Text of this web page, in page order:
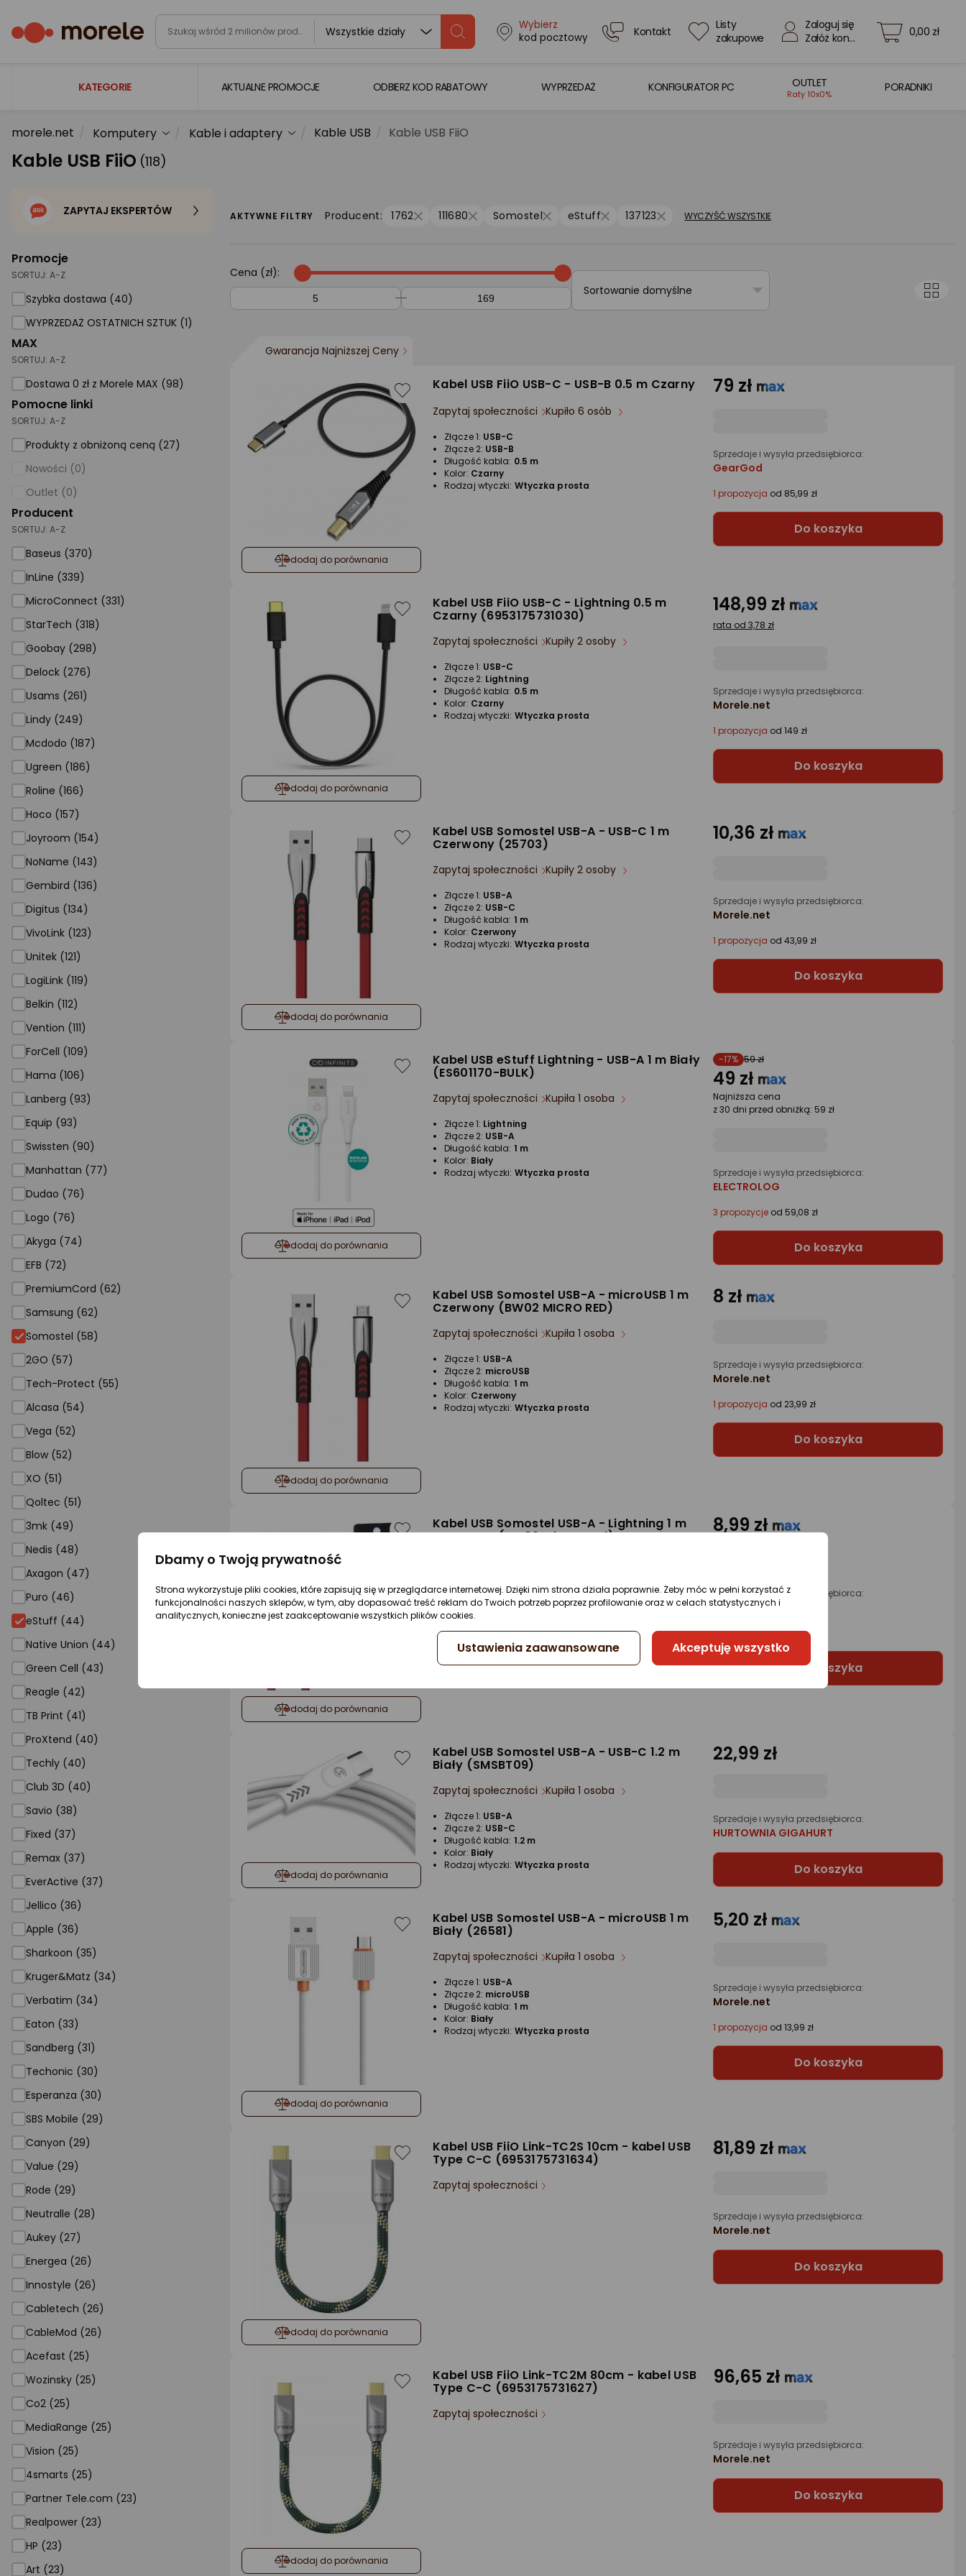
Wszystkie działy
Wybierz
kod pocztowy
Kontakt
Listy
zakupowe
Zaloguj się
Załóż konto
0,00 zł
KATEGORIE
Laptopy
Komputery
Gaming
Telewizory i audio
Foto i kamery
AGD duże
AGD małe
Biuro i firma
Sport i turystyka
Zabawki i dziecko
Supermarket
Strefa marek
AKTUALNE PROMOCJE ODBIERZ KOD RABATOWY WYPRZEDAŻ KONFIGURATOR PC OUTLET
Raty 10x0%
PORADNIKI
morele.net Komputery Kable i adaptery Kable USB Kable USB FiiO
Kable USB FiiO (118)
Promocje
SORTUJ: A-Z
Szybka dostawa (40)
WYPRZEDAŻ OSTATNICH SZTUK (1)
MAX
SORTUJ: A-Z
Dostawa 0 zł z Morele MAX (98)
Pomocne linki
SORTUJ: A-Z
Produkty z obniżoną ceną (27)
Nowości (0)
Outlet (0)
Producent
SORTUJ: A-Z
Baseus (370)
InLine (339)
MicroConnect (331)
StarTech (318)
Goobay (298)
Delock (276)
Usams (261)
Lindy (249)
Mcdodo (187)
Ugreen (186)
Roline (166)
Hoco (157)
Joyroom (154)
NoName (143)
Gembird (136)
Digitus (134)
VivoLink (123)
Unitek (121)
LogiLink (119)
Belkin (112)
Vention (111)
ForCell (109)
Hama (106)
Lanberg (93)
Equip (93)
Swissten (90)
Manhattan (77)
Dudao (76)
Logo (76)
Akyga (74)
EFB (72)
PremiumCord (62)
Samsung (62)
Somostel (58)
2GO (57)
Tech-Protect (55)
Alcasa (54)
Vega (52)
Blow (52)
XO (51)
Qoltec (51)
3mk (49)
Nedis (48)
Axagon (47)
Puro (46)
eStuff (44)
Native Union (44)
Green Cell (43)
Reagle (42)
TB Print (41)
ProXtend (40)
Techly (40)
Club 3D (40)
Savio (38)
Fixed (37)
Remax (37)
EverActive (37)
Jellico (36)
Apple (36)
Sharkoon (35)
Kruger&Matz (34)
Verbatim (34)
Eaton (33)
Sandberg (31)
Techonic (30)
Esperanza (30)
SBS Mobile (29)
Canyon (29)
Value (29)
Rode (29)
Neutralle (28)
Aukey (27)
Energea (26)
Innostyle (26)
Cabletech (26)
CableMod (26)
Acefast (25)
Wozinsky (25)
Co2 (25)
MediaRange (25)
Vision (25)
4smarts (25)
Partner Tele.com (23)
Realpower (23)
HP (23)
Art (23)
ZAPYTAJ EKSPERTÓW AKTYWNE FILTRY Producent: 1762 111680 Somostel eStuff 137123 WYCZYŚĆ WSZYSTKIE
Cena (zł):
Sortowanie domyślne
Gwarancja Najniższej Ceny
dodaj do porównania
Kabel USB FiiO USB-C - USB-B 0.5 m Czarny
Zapytaj społeczności Kupiło 6 osób
Złącze 1: USB-C
Złącze 2: USB-B
Długość kabla: 0.5 m
Kolor: Czarny
Rodzaj wtyczki: Wtyczka prosta
79 zł
Sprzedaje i wysyła przedsiębiorca:
GearGod
1 propozycja od 85,99 zł
Do koszyka
dodaj do porównania
Kabel USB FiiO USB-C - Lightning 0.5 m
Czarny (6953175731030)
Zapytaj społeczności Kupiły 2 osoby
Złącze 1: USB-C
Złącze 2: Lightning
Długość kabla: 0.5 m
Kolor: Czarny
Rodzaj wtyczki: Wtyczka prosta
148,99 zł
rata od 3,78 zł
Sprzedaje i wysyła przedsiębiorca:
Morele.net
1 propozycja od 149 zł
Do koszyka
dodaj do porównania
Kabel USB Somostel USB-A - USB-C 1 m
Czerwony (25703)
Zapytaj społeczności Kupiły 2 osoby
Złącze 1: USB-A
Złącze 2: USB-C
Długość kabla: 1 m
Kolor: Czerwony
Rodzaj wtyczki: Wtyczka prosta
10,36 zł
Sprzedaje i wysyła przedsiębiorca:
Morele.net
1 propozycja od 43,99 zł
Do koszyka
dodaj do porównania
Kabel USB eStuff Lightning - USB-A 1 m Biały
(ES601170-BULK)
Zapytaj społeczności Kupiła 1 osoba
Złącze 1: Lightning
Złącze 2: USB-A
Długość kabla: 1 m
Kolor: Biały
Rodzaj wtyczki: Wtyczka prosta
-17% 59 zł
49 zł
Najniższa cena
z 30 dni przed obniżką: 59 zł
Sprzedaje i wysyła przedsiębiorca:
ELECTROLOG
3 propozycje od 59,08 zł
Do koszyka
dodaj do porównania
Kabel USB Somostel USB-A - microUSB 1 m
Czerwony (BW02 MICRO RED)
Zapytaj społeczności Kupiła 1 osoba
Złącze 1: USB-A
Złącze 2: microUSB
Długość kabla: 1 m
Kolor: Czerwony
Rodzaj wtyczki: Wtyczka prosta
8 zł
Sprzedaje i wysyła przedsiębiorca:
Morele.net
1 propozycja od 23,99 zł
Do koszyka
dodaj do porównania
Kabel USB Somostel USB-A - Lightning 1 m
Czerwony (BW02 Iphone red)
Złącze 1:USB-A
Złącze 2:Lightning
Długość kabla:
1 m
8,99 zł
Sprzedaje i wysyła przedsiębiorca:
Morele.net
1 propozycjaod 26,99 zł
Do koszyka
dodaj do porównania
Kabel USB Somostel USB-A - USB-C 1.2 m
Biały (SMSBT09)
Zapytaj społeczności Kupiła 1 osoba
Złącze 1: USB-A
Złącze 2: USB-C
Długość kabla: 1.2 m
Kolor: Biały
Rodzaj wtyczki: Wtyczka prosta
22,99 zł
Sprzedaje i wysyła przedsiębiorca:
HURTOWNIA GIGAHURT
Do koszyka
dodaj do porównania
Kabel USB Somostel USB-A - microUSB 1 m
Biały (26581)
Zapytaj społeczności Kupiła 1 osoba
Złącze 1: USB-A
Złącze 2: microUSB
Długość kabla: 1 m
Kolor: Biały
Rodzaj wtyczki: Wtyczka prosta
5,20 zł
Sprzedaje i wysyła przedsiębiorca:
Morele.net
1 propozycja od 13,99 zł
Do koszyka
dodaj do porównania
Kabel USB FiiO Link-TC2S 10cm - kabel USB
Type C-C (6953175731634)
Zapytaj społeczności
81,89 zł
Sprzedaje i wysyła przedsiębiorca:
Morele.net
Do koszyka
dodaj do porównania
Kabel USB FiiO Link-TC2M 80cm - kabel USB
Type C-C (6953175731627)
Zapytaj społeczności
96,65 zł
Sprzedaje i wysyła przedsiębiorca:
Morele.net
Do koszyka
Dbamy o Twoją prywatność
Strona wykorzystuje pliki cookies, które zapisują się w przeglądarce internetowej. Dzięki nim strona działa poprawnie. Żeby móc w pełni korzystać z
funkcjonalności naszych sklepów, w tym, aby dopasować treść reklam do Twoich potrzeb poprzez profilowanie oraz w celach statystycznych i
analitycznych, konieczne jest zaakceptowanie wszystkich plików cookies.
Ustawienia zaawansowane Akceptuję wszystko